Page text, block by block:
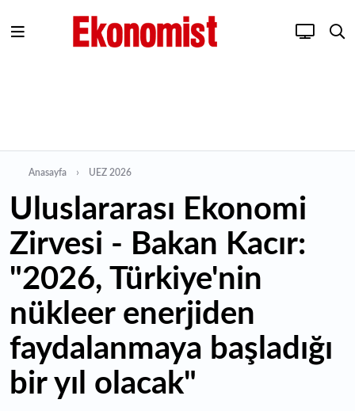
Anasayfa UEZ 2026
Uluslararası Ekonomi
Zirvesi - Bakan Kacır:
"2026, Türkiye'nin
nükleer enerjiden
faydalanmaya başladığı
bir yıl olacak"